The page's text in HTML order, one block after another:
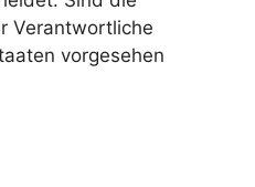
Verantwortliche
vorgesehen